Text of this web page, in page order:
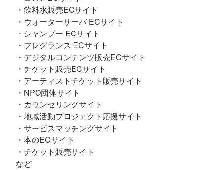
・飲料水販売ECサイト
・ウォーターサーバ ECサイト
・シャンプー ECサイト
・フレグランス ECサイト
・デジタルコンテンツ販売ECサイト
・チケット販売ECサイト
・アーティストチケット販売サイト
・NPO団体サイト
・カウンセリングサイト
・地域活動プロジェクト応援サイト
・サービスマッチングサイト
・本のECサイト
・チケット販売サイト
など